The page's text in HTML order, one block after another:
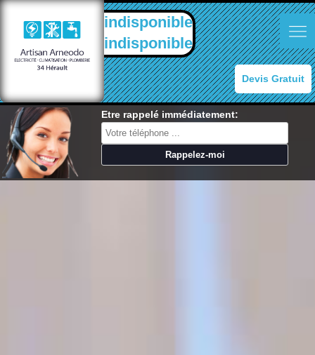
indisponible
indisponible
Devis Gratuit
Etre rappelé immédiatement: